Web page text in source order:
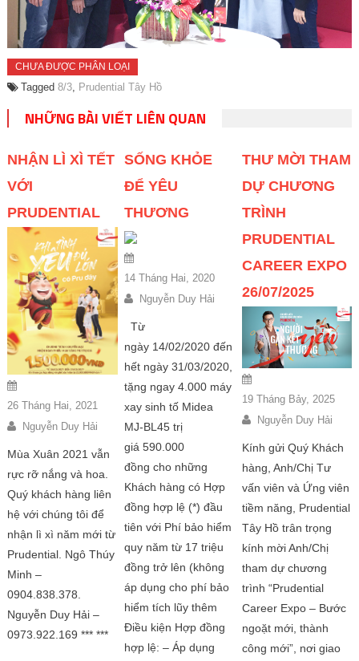
CHƯA ĐƯỢC PHÂN LOẠI
Tagged 8/3, Prudential Tây Hồ
NHỮNG BÀI VIẾT LIÊN QUAN
NHẬN LÌ XÌ TẾT
VỚI
PRUDENTIAL
26 Tháng Hai, 2021
Nguyễn Duy Hải
Mùa Xuân 2021 vẫn
rực rỡ nắng và hoa.
Quý khách hàng liên
hệ với chúng tôi để
nhận lì xì năm mới từ
Prudential. Ngô Thúy
Minh –
0904.838.378.
Nguyễn Duy Hải –
0973.922.169 *** ***
SỐNG KHỎE
ĐỂ YÊU
THƯƠNG
14 Tháng Hai, 2020
Nguyễn Duy Hải
Từ
ngày 14/02/2020 đến
hết ngày 31/03/2020,
tặng ngay 4.000 máy
xay sinh tố Midea
MJ-BL45 trị
giá 590.000
đồng cho những
Khách hàng có Hợp
đồng hợp lệ (*) đầu
tiên với Phí bảo hiểm
quy năm từ 17 triệu
đồng trở lên (không
áp dụng cho phí bảo
hiểm tích lũy thêm
Điều kiện Hợp đồng
hợp lệ: – Áp dụng
THƯ MỜI THAM
DỰ CHƯƠNG
TRÌNH
PRUDENTIAL
CAREER EXPO
26/07/2025
19 Tháng Bảy, 2025
Nguyễn Duy Hải
Kính gửi Quý Khách
hàng, Anh/Chị Tư
vấn viên và Ứng viên
tiềm năng, Prudential
Tây Hồ trân trọng
kính mời Anh/Chị
tham dự chương
trình “Prudential
Career Expo – Bước
ngoặt mới, thành
công mới”, nơi giao